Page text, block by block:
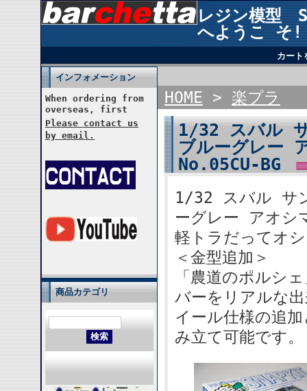
レジン模型
へようこ そ!
カート
インフォメーション
When ordering from
overseas, first
Please contact us
by email.
商品カテゴリ
HOME > 楽プラ
1/32 スバル
ブルーグレー
No.05CU-BG
1/32 スバル サ
ーグレー アオシ
軽トラだってオ
＜金型追加＞
「農道のポルシ
バーをリアルな
イール仕様の追
み立て可能です。